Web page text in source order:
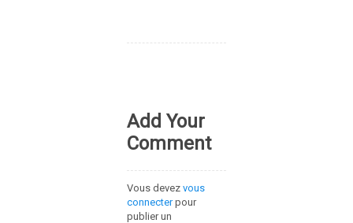
Add Your
Comment
Vous devez vous
connecterpour
publier un